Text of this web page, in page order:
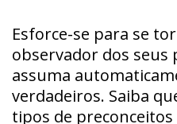
Esforce-se para se
observador dos seus
assuma
verdadeiros. Saiba
tipos de